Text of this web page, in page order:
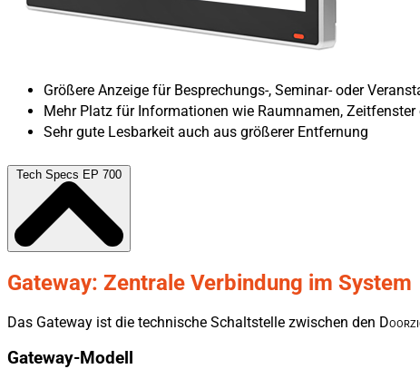
Größere Anzeige für Besprechungs-, Seminar- oder
Mehr Platz für Informationen wie Raumnamen, Zeitfenster
Sehr gute Lesbarkeit auch aus größerer Entfernung
Tech Specs EP 700
Gateway: Zentrale Verbindung im System
Das Gateway ist die technische Schaltstelle zwischen den Door
Gateway-Modell